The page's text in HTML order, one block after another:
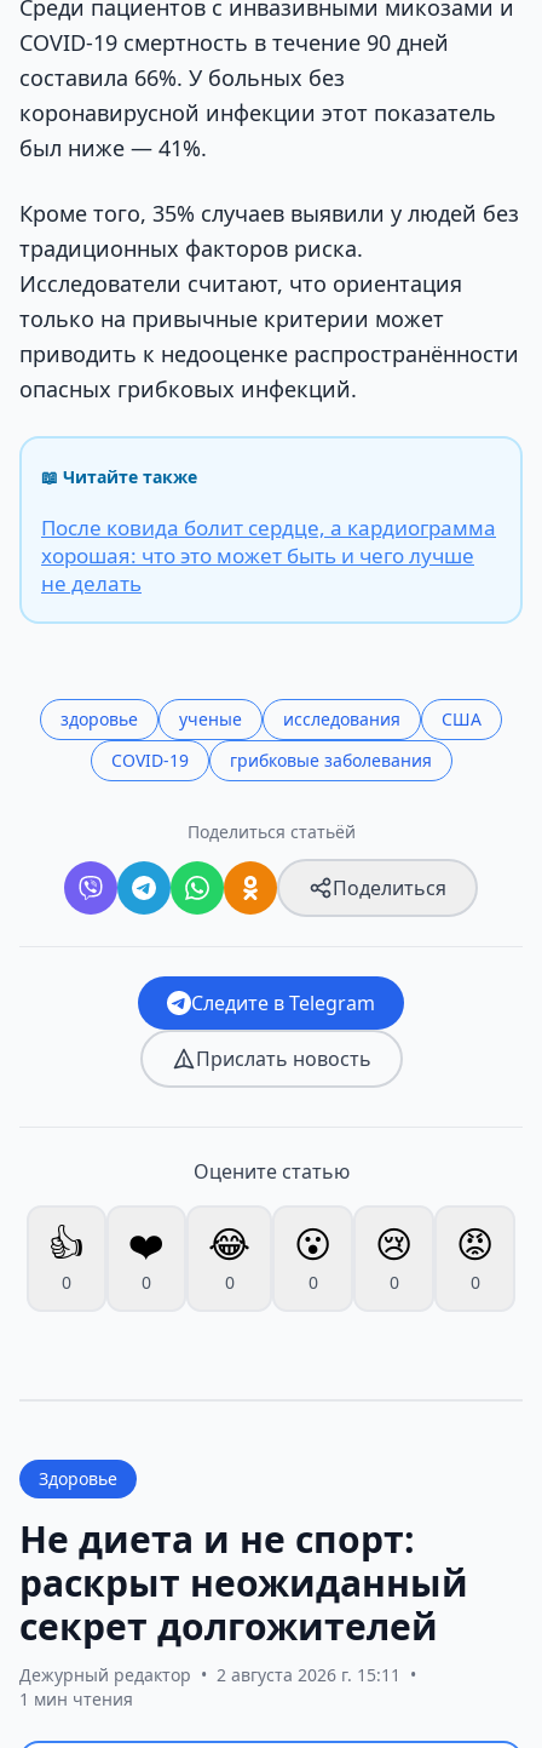
Среди пациентов с инвазивными микозами и
COVID-19 смертность в течение 90 дней
составила 66%. У больных без
коронавирусной инфекции этот показатель
был ниже — 41%.
Кроме того, 35% случаев выявили у людей без
традиционных факторов риска.
Исследователи считают, что ориентация
только на привычные критерии может
приводить к недооценке распространённости
опасных грибковых инфекций.
📖 Читайте также
После ковида болит сердце, а кардиограмма
хорошая: что это может быть и чего лучше
не делать
здоровье ученые исследования
США
COVID-19
грибковые заболевания
Поделиться статьёй
Поделиться
Следите в Telegram
Прислать новость
Оцените статью
👍
0
❤️
0
😂
0
😮
0
😢
0
😡
0
Здоровье
Не диета и не спорт:
раскрыт неожиданный
секрет долгожителей
Дежурный редактор • 2 августа 2026 г. 15:11
•
1 мин чтения